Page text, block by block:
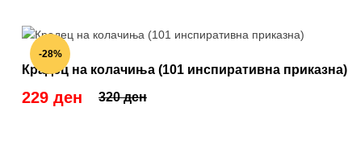
-28%
Крадец на колачиња (101 инспиративна приказна)
320 ден
229 ден